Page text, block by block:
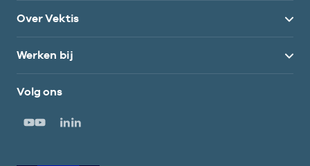
Over Vektis
Werken bij
Volg ons